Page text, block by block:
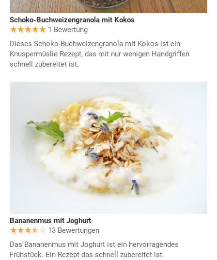
Schoko-Buchweizengranola mit Kokos
1 Bewertung
Dieses Schoko-Buchweizengranola mit Kokos ist ein
Knuspermüslie Rezept, das mit nur wenigen Handgriffen
schnell zubereitet ist.
Bananenmus mit Joghurt
13 Bewertungen
Das Bananenmus mit Joghurt ist ein hervorragendes
Frühstück. Ein Rezept das schnell zubereitet ist.